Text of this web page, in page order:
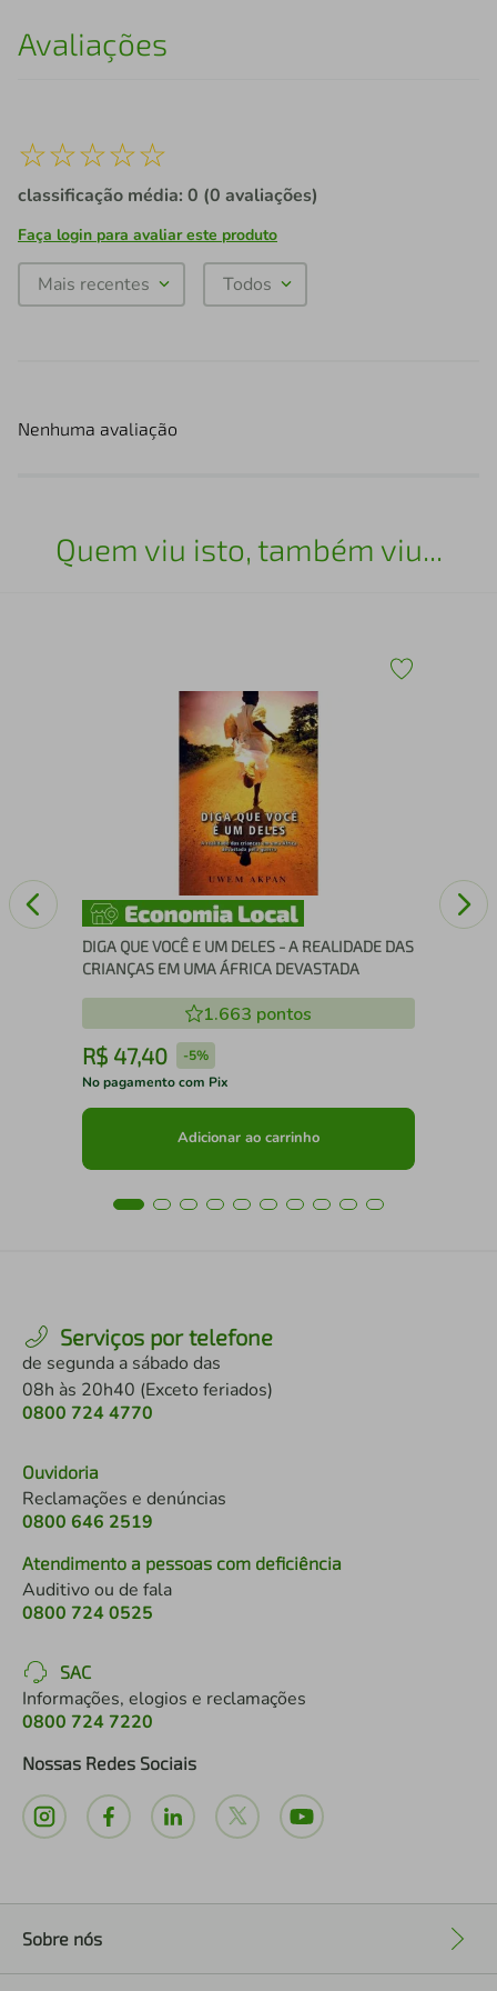
Avaliações
☆☆☆☆☆
classificação média: 0 (0 avaliações)
Faça login para avaliar este produto
Mais recentes Todos
Nenhuma avaliação
Quem viu isto, também viu...
DIGA QUE VOCÊ E UM DELES - A REALIDADE DAS
CRIANÇAS EM UMA ÁFRICA DEVASTADA
1.663 pontos
R$ 47,40 -5%
No pagamento com Pix
Adicionar ao carrinho
Serviços por telefone
de segunda a sábado das
08h às 20h40 (Exceto feriados)
0800 724 4770
Ouvidoria
Reclamações e denúncias
0800 646 2519
Atendimento a pessoas com deficiência
Auditivo ou de fala
0800 724 0525
SAC
Informações, elogios e reclamações
0800 724 7220
Nossas Redes Sociais
Sobre nós